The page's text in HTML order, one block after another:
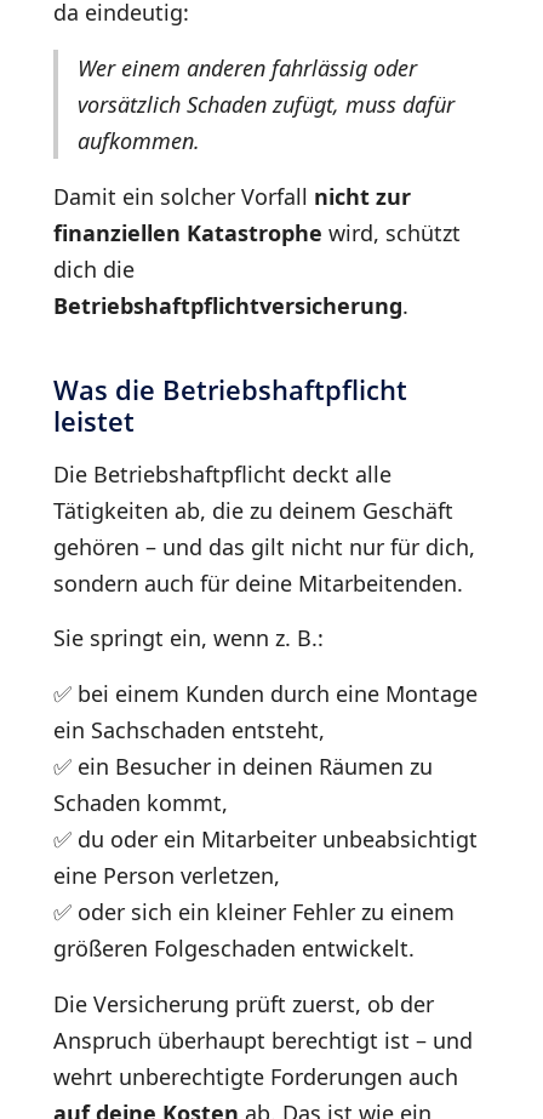
da eindeutig:
Wer einem anderen fahrlässig oder
vorsätzlich Schaden zufügt, muss dafür
aufkommen.
Damit ein solcher Vorfall nicht zur
finanziellen Katastrophe wird, schützt
dich die
Betriebshaftpflichtversicherung.
Was die Betriebshaftpflicht
leistet
Die Betriebshaftpflicht deckt alle
Tätigkeiten ab, die zu deinem Geschäft
gehören – und das gilt nicht nur für dich,
sondern auch für deine Mitarbeitenden.
Sie springt ein, wenn z. B.:
✅ bei einem Kunden durch eine Montage
ein Sachschaden entsteht,
✅ ein Besucher in deinen Räumen zu
Schaden kommt,
✅ du oder ein Mitarbeiter unbeabsichtigt
eine Person verletzen,
✅ oder sich ein kleiner Fehler zu einem
größeren Folgeschaden entwickelt.
Die Versicherung prüft zuerst, ob der
Anspruch überhaupt berechtigt ist – und
wehrt unberechtigte Forderungen auch
auf deine Kosten ab. Das ist wie ein